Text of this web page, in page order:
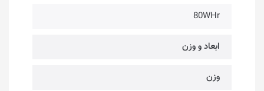
80WHr
ابعاد و وزن
وزن